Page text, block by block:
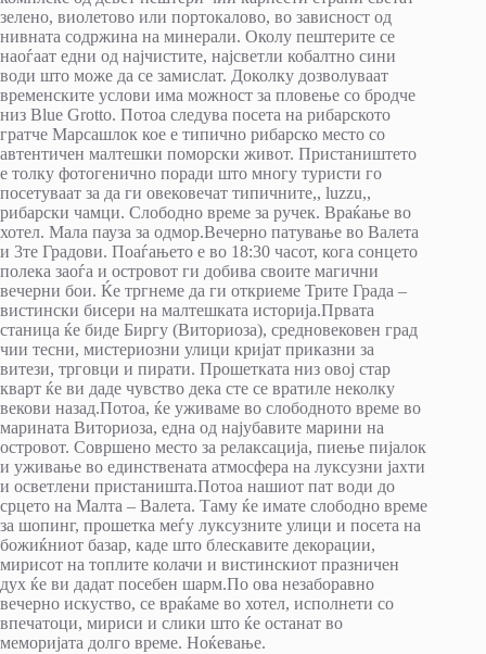
зелено, виолетово или портокалово, во зависност од
нивната содржина на минерали. Околу пештерите се
наоѓаат едни од најчистите, најсветли кобалтно сини
води што може да се замислат. Доколку дозволуваат
временските услови има можност за пловење со бродче
низ Blue Grottо. Потоа следува посета на рибарското
гратче Марсашлок кое е типично рибарско место со
автентичен малтешки поморски живот. Пристаништето
е толку фотогенично поради што многу туристи го
посетуваат за да ги овековечат типичните,, luzzu,,
рибарски чамци. Слободно време за ручек. Враќање во
хотел. Мала пауза за одмор.Вечерно патување во Валета
и 3те Градови. Поаѓањето е во 18:30 часот, кога сонцето
полека заоѓа и островот ги добива своите магични
вечерни бои. Ќе тргнеме да ги откриеме Трите Града –
вистински бисери на малтешката историја.Првата
станица ќе биде Биргу (Виториоза), средновековен град
чии тесни, мистериозни улици кријат приказни за
витези, трговци и пирати. Прошетката низ овој стар
кварт ќе ви даде чувство дека сте се вратиле неколку
векови назад.Потоа, ќе уживаме во слободното време во
марината Виториоза, една од најубавите марини на
островот. Совршено место за релаксација, пиење пијалок
и уживање во единствената атмосфера на луксузни јахти
и осветлени пристаништа.Потоа нашиот пат води до
срцето на Малта – Валета. Таму ќе имате слободно време
за шопинг, прошетка меѓу луксузните улици и посета на
божиќниот базар, каде што блескавите декорации,
мирисот на топлите колачи и вистинскиот празничен
дух ќе ви дадат посебен шарм.По ова незаборавно
вечерно искуство, се враќаме во хотел, исполнети со
впечатоци, мириси и слики што ќе останат во
меморијата долго време. Ноќевање.